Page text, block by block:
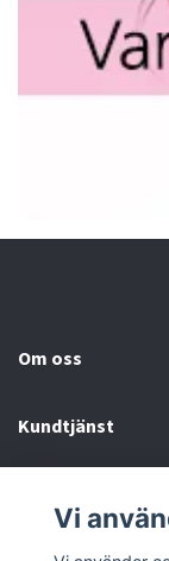
Om oss
Kundtjänst
Vi